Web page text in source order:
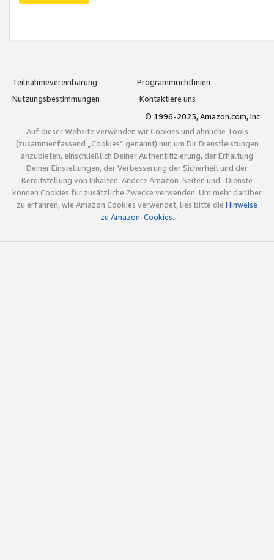
Teilnahmevereinbarung
Programmrichtlinien
Nutzungsbestimmungen
Kontaktiere uns
© 1996-2025, Amazon.com, Inc.
Auf dieser Website verwenden wir Cookies und ähnliche Tools
(zusammenfassend „Cookies“ genannt) nur, um Dir Dienstleistungen
anzubieten, einschließlich Deiner Authentifizierung, der Erhaltung
Deiner Einstellungen, der Verbesserung der Sicherheit und der
Bereitstellung von Inhalten. Andere Amazon-Seiten und -Dienste
können Cookies für zusätzliche Zwecke verwenden. Um mehr darüber
zu erfahren, wie Amazon Cookies verwendet, lies bitte die Hinweise
zu Amazon-Cookies.